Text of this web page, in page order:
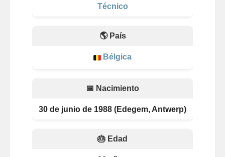
Técnico
🌎 País
Bélgica
📅 Nacimiento
30 de junio de 1988 (Edegem, Antwerp)
🎂 Edad